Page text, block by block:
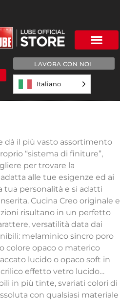
LAVORA CON NOI
Italiano
dà il più vasto assortimento
“sistema di finiture”,
per trovare la
alle tue esigenze ed ai
tua personalità e si adatti
Cucina Creo originale e
risultano in un perfetto
versatilità data dai
melaminico sincro poro
colore opaco o materico
lucido o opaco soft in
effetto vetro lucido…
in più tinte, svariati colori di
con qualsiasi materiale